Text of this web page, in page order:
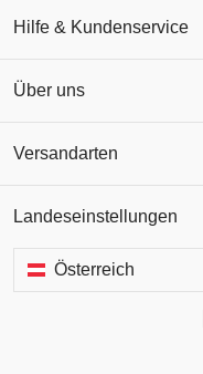
Hilfe & Kundenservice
Über uns
Versandarten
Landeseinstellungen
Österreich